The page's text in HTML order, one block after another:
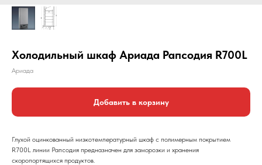
Холодильный шкаф Ариада Рапсодия R700L
Ариада
Добавить в корзину
Глухой оцинкованный низкотемпературный шкаф с полимерным покрытием
R700L линии Рапсодия предназначен для заморозки и хранения
скоропортящихся продуктов.